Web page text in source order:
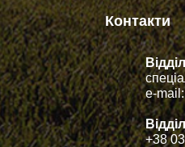
Контакти
e-
+38